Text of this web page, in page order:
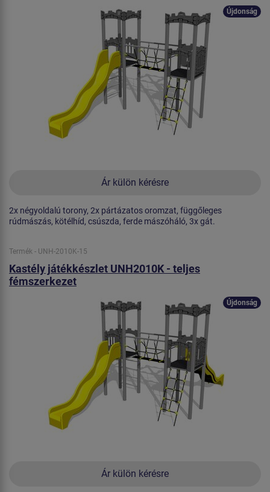
Ár külön kérésre
Újdonság
2x négyoldalú torony, 2x pártázatos oromzat, függőleges
rúdmászás, kötélhíd, csúszda, ferde mászóháló, 3x gát.
Termék - UNH-2010K-15
Kastély játékkészlet UNH2010K - teljes
fémszerkezet
Ár külön kérésre
Újdonság